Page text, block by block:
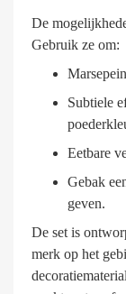
De
Gebruik ze om:
Subtiele
Eetbare
Gebak
geven.
De set is
merk op het